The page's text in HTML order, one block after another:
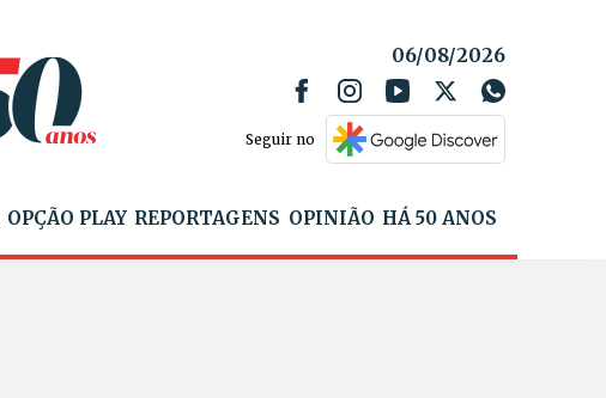
06/08/2026
Seguir no
OPÇÃO PLAY REPORTAGENS OPINIÃO HÁ 50 ANOS